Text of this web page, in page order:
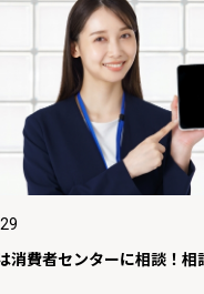
消費者センターに相談！相